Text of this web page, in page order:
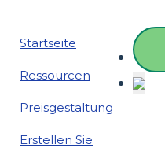
Startseite
Ressourcen
Preisgestaltung
Erstellen Sie